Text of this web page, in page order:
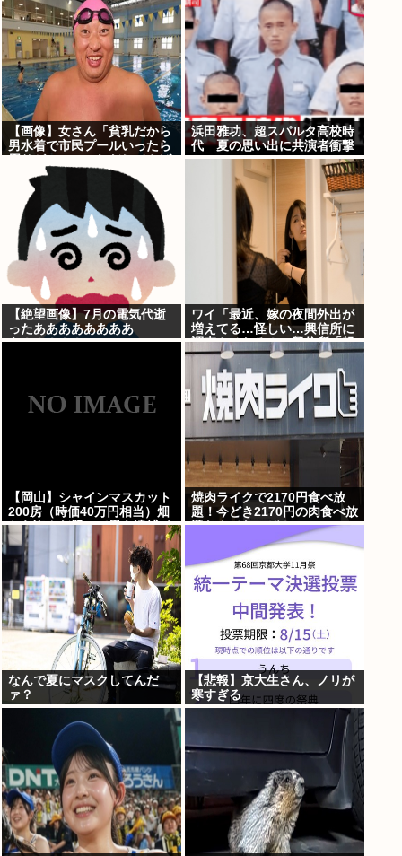
【画像】女さん「貧乳だから
男水着で市民プールいったら
いwww」5万いいね
浜田雅功、超スパルタ高校時
代 夏の思い出に共演者衝撃
【絶望画像】7月の電気代逝
ったああああああああ
あ！！！！！
ワイ「最近、嫁の夜間外出が
増えてる…怪しい…興信所に
調査させたろ！」興信所「報
告します」⇒結果www
【岡山】シャインマスカット
200房（時価40万円相当）畑
から盗んだ疑いで男を逮捕 ネ
ットで販売
焼肉ライクで2170円食べ放
題！今どき2170円の肉食べ放
題なんてないぞ！
なんで夏にマスクしてんだ
ァ？
【悲報】京大生さん、ノリが
寒すぎる